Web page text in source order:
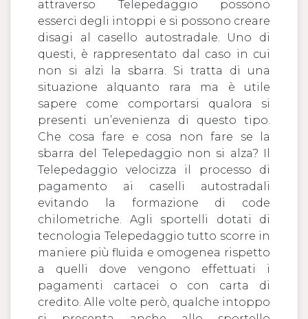
attraverso Telepedaggio possono
esserci degli intoppi e si possono creare
disagi al casello autostradale. Uno di
questi, è rappresentato dal caso in cui
non si alzi la sbarra. Si tratta di una
situazione alquanto rara ma è utile
sapere come comportarsi qualora si
presenti un’evenienza di questo tipo.
Che cosa fare e cosa non fare se la
sbarra del Telepedaggio non si alza? Il
Telepedaggio velocizza il processo di
pagamento ai caselli autostradali
evitando la formazione di code
chilometriche. Agli sportelli dotati di
tecnologia Telepedaggio tutto scorre in
maniere più fluida e omogenea rispetto
a quelli dove vengono effettuati i
pagamenti cartacei o con carta di
credito. Alle volte però, qualche intoppo